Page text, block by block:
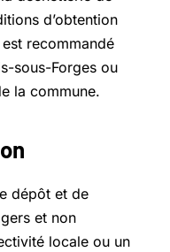
d’obtention
recommandé
sous-Forges ou
la commune.
dépôt et de
et non
locale ou un